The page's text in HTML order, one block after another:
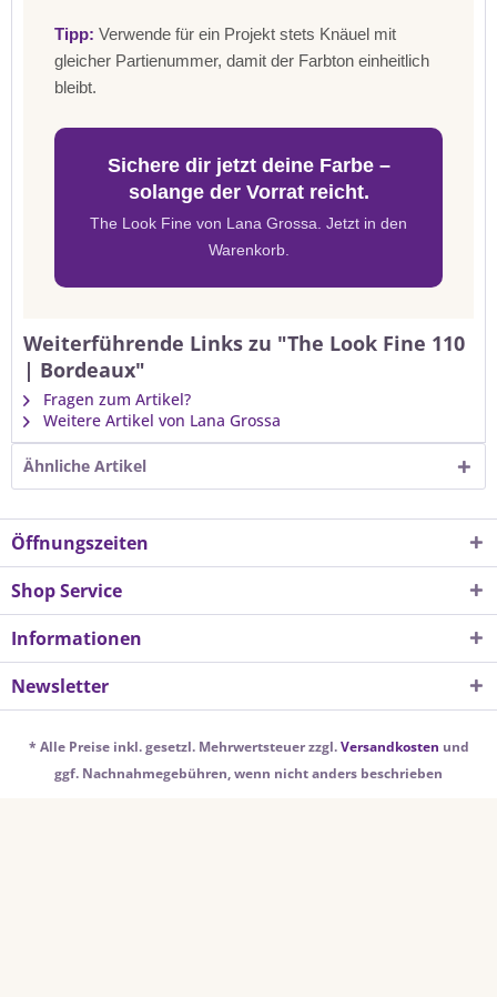
Tipp: Verwende für ein Projekt stets Knäuel mit
gleicher Partienummer, damit der Farbton einheitlich
bleibt.
Sichere dir jetzt deine Farbe –
solange der Vorrat reicht.
The Look Fine von Lana Grossa. Jetzt in den
Warenkorb.
Weiterführende Links zu "The Look Fine 110
| Bordeaux"
Fragen zum Artikel?
Weitere Artikel von Lana Grossa
Ähnliche Artikel
Öffnungszeiten
Shop Service
Informationen
Newsletter
* Alle Preise inkl. gesetzl. Mehrwertsteuer zzgl.Versandkosten und
ggf. Nachnahmegebühren, wenn nicht anders beschrieben